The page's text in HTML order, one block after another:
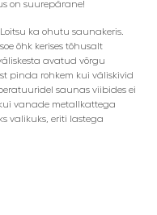
on suurepärane!
ka ohutu saunakeris.
õhk kerises tõhusalt
avatud võrgu
pinda rohkem kui väliskivid
saunas viibides ei
vanade metallkattega
valikuks, eriti lastega